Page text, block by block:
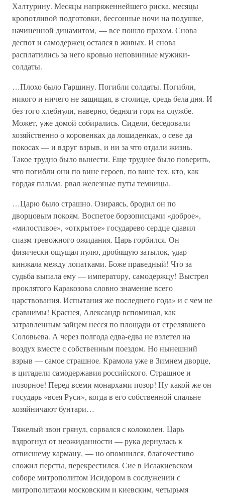
Халтурину. Месяцы напряженнейшего риска, месяцы
кропотливой подготовки, бессонные ночи на подушке,
начиненной динамитом, — все пошло прахом. Снова
деспот и самодержец остался в живых. И снова
расплатились за него кровью неповинные мужики-
солдаты.
…Плохо было Гаршину. Погибли солдаты. Погибли,
никого и ничего не защищая, в столице, средь бела дня. И
без того хлебнули, наверно, бедняги горя на службе.
Может, уже домой собирались. Сидели, беседовали
хозяйственно о коровенках да лошаденках, о севе да
покосах — и вдруг взрыв, и ни за что отдали жизнь.
Такое трудно было вынести. Еще труднее было поверить,
что погибли они по вине героев, по вине тех, кто, как
гордая пальма, рвал железные путы темницы.
…Царю было страшно. Озираясь, бродил он по
дворцовым покоям. Воспетое борзописцами «доброе»,
«милостивое», «открытое» государево сердце сдавил
спазм тревожного ожидания. Царь горбился. Он
физически ощущал пулю, дробящую затылок, удар
кинжала между лопатками. Боже праведный! Что за
судьба выпала ему — императору, самодержцу! Выстрел
проклятого Каракозова словно знамение всего
царствования. Испытания же последнего года» и с чем не
сравнимы! Краснея, Александр вспоминал, как
затравленным зайцем несся по площади от стрелявшего
Соловьева. А через полгода едва-едва не взлетел на
воздух вместе с собственным поездом. Но нынешний
взрыв — самое страшное. Крамола уже в Зимнем дворце,
в цитадели самодержавия российского. Страшное и
позорное! Перед всеми монархами позор! Ну какой же он
государь «всея Руси», когда в его собственной спальне
хозяйничают бунтари…
Тяжелый звон грянул, сорвался с колоколен. Царь
вздрогнул от неожиданности — рука дернулась к
отвисшему карману, — но опомнился, благочестиво
сложил персты, перекрестился. Сие в Исаакиевском
соборе митрополитом Исидором в сослужении с
митрополитами московским и киевским, четырьмя